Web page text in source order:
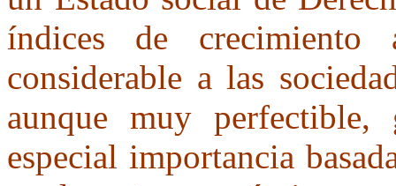
índices de crecimiento
considerable a las
aunque muy
especial importancia